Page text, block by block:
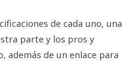
de cada uno, una
parte y los pros y
además de un enlace para